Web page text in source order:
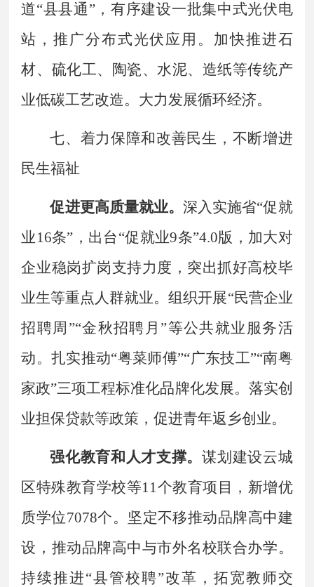
道“县县通 ”，有序建设一批集中式光伏电
站，推广分布式光伏应用。加快推进石
材、硫化工、陶瓷、水泥、造纸等传统产
业低碳工艺改造。大力发展循环经济。
七、着力保障和改善民生，不断增进
民生福祉
促进更高质量就业。深入实施省“促就
业16条” ，出台“促就业9条”4.0版，加大对
企业稳岗扩岗支持力度，突出抓好高校毕
业生等重点人群就业。组织开展“民营企业
招聘周 ”“金秋招聘月 ”等公共就业服务活
动。扎实推动“粤菜师傅”“广东技工”“南粤
家政”三项工程标准化品牌化发展。落实创
业担保贷款等政策，促进青年返乡创业。
强化教育和人才支撑。谋划建设云城
区特殊教育学校等11个教育项目，新增优
质学位7078个。坚定不移推动品牌高中建
设，推动品牌高中与市外名校联合办学。
持续推进“县管校聘”改革，拓宽教师交